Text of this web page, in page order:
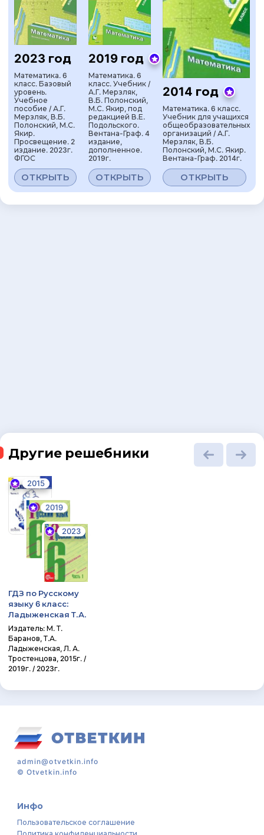
2023 год
Математика. 6
класс. Базовый
уровень.
Учебное
пособие / А.Г.
Мерзляк, В.Б.
Полонский, М.С.
Якир.
Просвещение. 2
издание. 2023г.
ФГОС
ОТКРЫТЬ
2019 год
Математика. 6
класс. Учебник /
А.Г. Мерзляк,
В.Б. Полонский,
М.С. Якир, под
редакцией В.Е.
Подольского.
Вентана-Граф. 4
издание,
дополненное.
2019г.
ОТКРЫТЬ
2014 год
Математика. 6 класс.
Учебник для учащихся
общеобразовательных
организаций / А.Г.
Мерзляк, В.Б.
Полонский, М.С. Якир.
Вентана-Граф. 2014г.
ОТКРЫТЬ
Другие решебники
2015
2019
2023
ГДЗ по Русскому
языку 6 класс:
Ладыженская Т.А.
Издатель: М. Т.
Баранов, Т.А.
Ладыженская, Л. А.
Тростенцова, 2015г. /
2019г. / 2023г.
admin@otvetkin.info
©Otvetkin.info
Инфо
Пользовательское соглашение